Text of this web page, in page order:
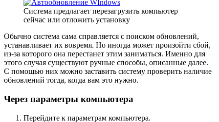
Система предлагает перезагрузить компьютер
сейчас или отложить установку
Обычно система сама справляется с поиском обновлений,
устанавливает их вовремя. Но иногда может произойти сбой,
из-за которого она перестанет этим заниматься. Именно для
этого случая существуют ручные способы, описанные далее.
С помощью них можно заставить систему проверить наличие
обновлений тогда, когда вам это нужно.
Через параметры компьютера
Перейдите к параметрам компьютера.